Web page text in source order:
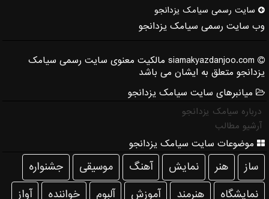
سایت رسمی سیامك یزدانجو
وب سایت رسمی سیامک یزدانجو
siamakyazdanjoo.com مالکیت معنوی سایت رسمی سیامک
یزدانجو متعلق به ایشان می باشد
میانبرهای سایت سیامک یزدانجو
درباره سیامک یزدانجو
آرشیو مطالب
موضوعات سایت سیامک یزدانجو
ساز هنر نمایش آهنگ موسیقی
جشنواره
نمایشگاه
هنرمند آموزش آلبوم خواننده آواز